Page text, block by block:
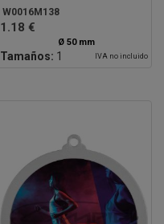
W0016M138
1.18 €
Ø 50 mm
Tamaños: 1 IVA no incluido